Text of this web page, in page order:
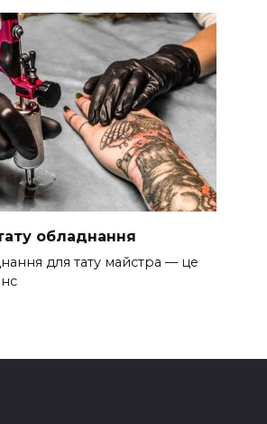
обладнання
для тату майстра — це